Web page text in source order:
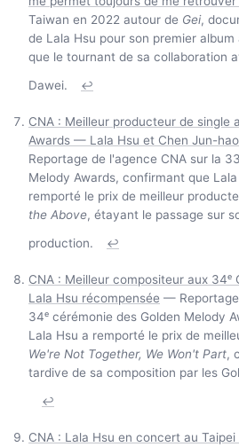
Taiwan en 2022 autour de Gei,
de Lala Hsu pour son premier
que le tournant de sa collaboration
Dawei.
↩
CNA : Meilleur producteur de single
Awards — Lala Hsu et Chen Jun-
Reportage de l'agence CNA sur la
Melody Awards, confirmant que
remporté le prix de meilleur
the Above, étayant le passage sur
production.
↩
CNA : Meilleur compositeur aux
Lala Hsu récompensée — Reportage
34ᵉ cérémonie des Golden Melody
Lala Hsu a remporté le prix de
We're Not Together, We Won't Part,
tardive de sa composition par les
↩
CNA : Lala Hsu en concert au